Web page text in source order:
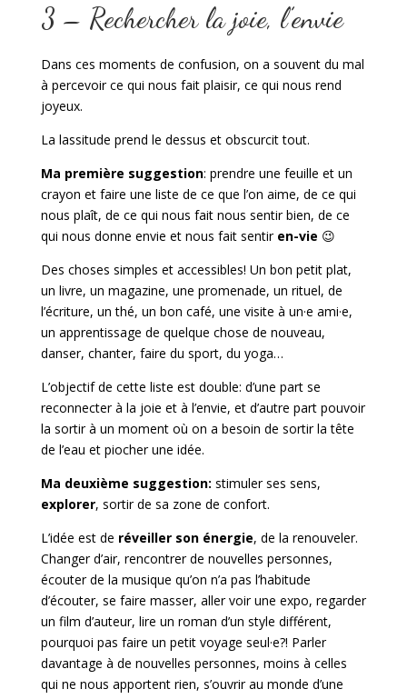
3 – Rechercher la joie, l’envie
Dans ces moments de confusion, on a souvent du mal
à percevoir ce qui nous fait plaisir, ce qui nous rend
joyeux.
La lassitude prend le dessus et obscurcit tout.
Ma première suggestion: prendre une feuille et un
crayon et faire une liste de ce que l’on aime, de ce qui
nous plaît, de ce qui nous fait nous sentir bien, de ce
qui nous donne envie et nous fait sentiren-vie 😉
Des choses simples et accessibles! Un bon petit plat,
un livre, un magazine, une promenade, un rituel, de
l’écriture, un thé, un bon café, une visite à un·e ami·e,
un apprentissage de quelque chose de nouveau,
danser, chanter, faire du sport, du yoga…
L’objectif de cette liste est double: d’une part se
reconnecter à la joie et à l’envie, et d’autre part pouvoir
la sortir à un moment où on a besoin de sortir la tête
de l’eau et piocher une idée.
Ma deuxième suggestion: stimuler ses sens,
explorer, sortir de sa zone de confort.
L’idée est de réveiller son énergie, de la renouveler.
Changer d’air, rencontrer de nouvelles personnes,
écouter de la musique qu’on n’a pas l’habitude
d’écouter, se faire masser, aller voir une expo, regarder
un film d’auteur, lire un roman d’un style différent,
pourquoi pas faire un petit voyage seul·e?! Parler
davantage à de nouvelles personnes, moins à celles
qui ne nous apportent rien, s’ouvrir au monde d’une